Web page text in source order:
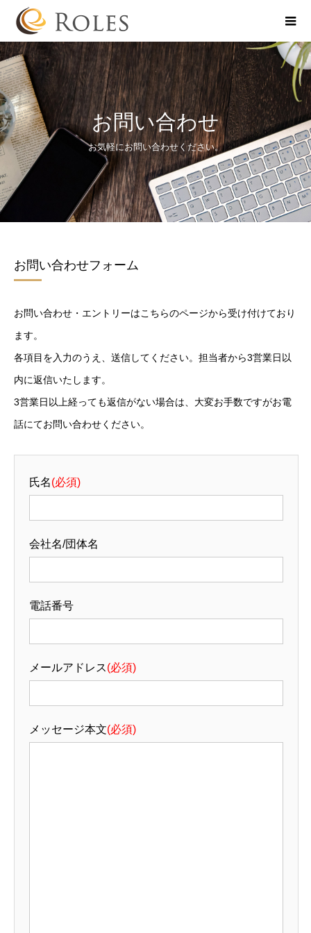
お問い合わせ
お気軽にお問い合わせください。
お問い合わせフォーム
お問い合わせ・エントリーはこちらのページから受け付けており
ます。
各項目を入力のうえ、送信してください。担当者から3営業日以
内に返信いたします。
3営業日以上経っても返信がない場合は、大変お手数ですがお電
話にてお問い合わせください。
氏名(必須)
会社名/団体名
電話番号
メールアドレス(必須)
メッセージ本文(必須)